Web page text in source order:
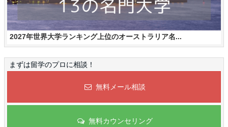
2027年世界大学ランキング上位のオーストラリア名...
まずは留学のプロに相談！
無料メール相談
無料カウンセリング